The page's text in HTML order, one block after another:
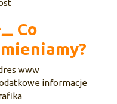
Co
www
informacje